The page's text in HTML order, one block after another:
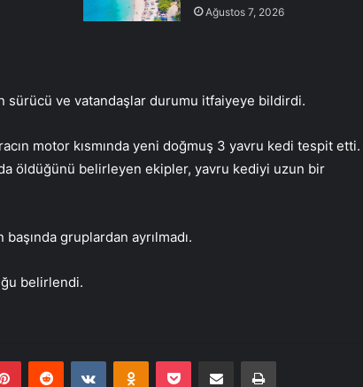
Ağustos 7, 2026
sürücü ve vatandaşlar durumu itfaiyeye bildirdi.
motor kısmında yeni doğmuş 3 yavru kedi tespit etti.
öldüğünü belirleyen ekipler, yavru kediyi uzun bir
başında gruplardan ayrılmadı.
belirlendi.
PinterestReddit VKontakteOdnoklassniki
Pocket E-Posta ile paylaş Yazdır